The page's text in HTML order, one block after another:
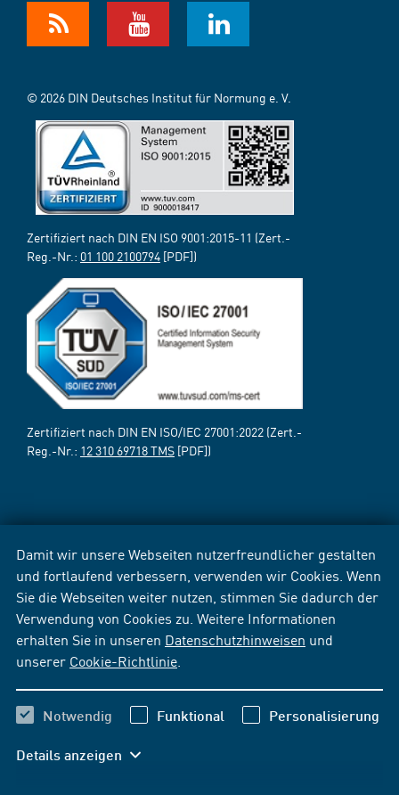
Damit wir unsere Webseiten nutzerfreundlicher gestalten
und fortlaufend verbessern, verwenden wir Cookies. Wenn
Sie die Webseiten weiter nutzen, stimmen Sie dadurch der
Verwendung von Cookies zu. Weitere Informationen
erhalten Sie in unseren Datenschutzhinweisen und
unserer Cookie-Richtlinie
Notwendig Funktional Personalisierung
Details anzeigen
© 2026 DIN Deutsches Institut für Normung e. V.
Zertifiziert nach DIN EN ISO 9001:2015-11 (Zert.-
Reg.-Nr.: 01 100 2100794 [PDF])
Zertifiziert nach DIN EN ISO/IEC 27001:2022 (Zert.-
Reg.-Nr.: 12 310 69718 TMS [PDF])